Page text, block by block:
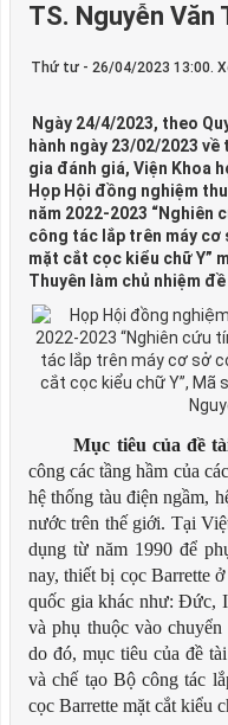
TS. Nguyễn Văn
Thứ tư - 26/04/2023 13:00.
Ngày 24/4/2023, theo
hành ngày 23/02/2023
gia đánh giá, Viện Khoa
Họp Hội đồng nghiệm
năm 2022-2023 “Nghiên
công tác lắp trên máy
mặt cắt cọc kiểu chữ Y”
Thuyên làm chủ nhiệm
Mục tiêu của đề
công các tầng hầm của
hệ thống tàu điện ngầm,
nước trên thế giới. Tại
dụng từ năm 1990 để
nay, thiết bị cọc Barrette
quốc gia khác như: Đức,
và phụ thuộc vào
do đó, mục tiêu của đề
và chế tạo Bộ công tác
cọc Barrette mặt cắt kiểu